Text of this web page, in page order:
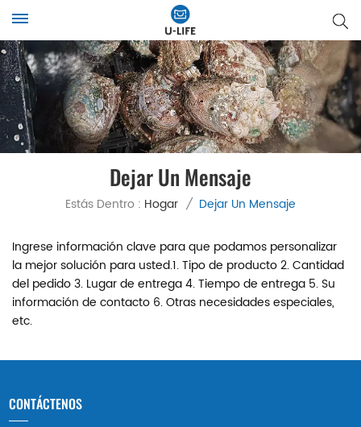
Dejar Un Mensaje
Estás Dentro : Hogar / Dejar Un Mensaje
Ingrese información clave para que podamos personalizar
la mejor solución para usted.1. Tipo de producto 2. Cantidad
del pedido 3. Lugar de entrega 4. Tiempo de entrega 5. Su
información de contacto 6. Otras necesidades especiales,
etc.
CONTÁCTENOS